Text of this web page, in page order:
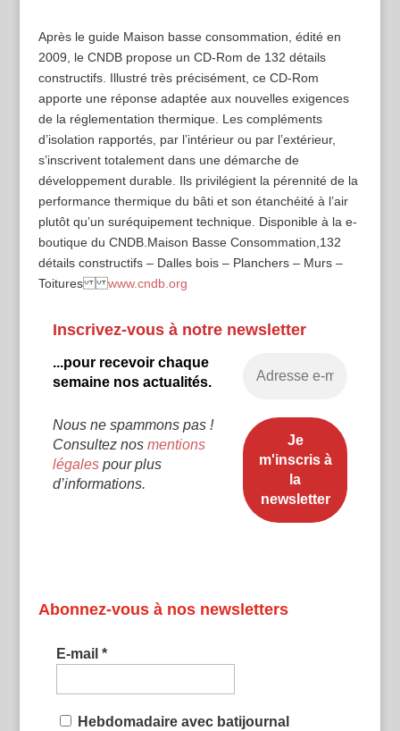
Après le guide Maison basse consommation, édité en
2009, le CNDB propose un CD-Rom de 132 détails
constructifs. Illustré très précisément, ce CD-Rom
apporte une réponse adaptée aux nouvelles exigences
de la réglementation thermique. Les compléments
d’isolation rapportés, par l’intérieur ou par l’extérieur,
s’inscrivent totalement dans une démarche de
développement durable. Ils privilégient la pérennité de la
performance thermique du bâti et son étanchéité à l’air
plutôt qu’un suréquipement technique. Disponible à la e-
boutique du CNDB.Maison Basse Consommation,132
détails constructifs – Dalles bois – Planchers – Murs –
Toitureswww.cndb.org
Inscrivez-vous à notre newsletter
...pour recevoir chaque
semaine nos actualités.
Nous ne spammons pas !
Consultez nos mentions
légalespour plus
d’informations.
Abonnez-vous à nos newsletters
E-mail *
Hebdomadaire avec batijournal